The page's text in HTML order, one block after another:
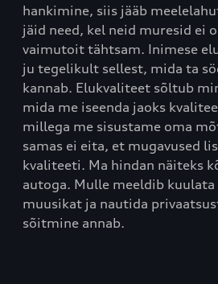
hankimine, siis jääb
jäid need, kel neid muresid ei
vaimutoit tähtsam. Inimese
ju tegelikult sellest, mida ta
kannab. Elukvaliteet sõltub
mida me iseenda jaoks
millega me sisustame oma
samas ei eita, et mugavused
kvaliteeti. Ma hindan näiteks
autoga. Mulle meeldib kuulata
muusikat ja nautida
sõitmine annab.